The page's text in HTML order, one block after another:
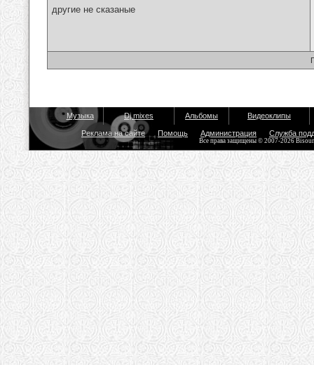
другие не сказаные
Музыка Dj mixes Альбомы Видеоклипы
Реклама на сайте Помощь Администрация Служба
Все права защищены © 2007-2026